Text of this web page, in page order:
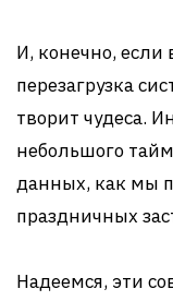
И, конечно, если
перезагрузка
творит чудеса.
небольшого
данных, как мы
праздничных
Надеемся, эти